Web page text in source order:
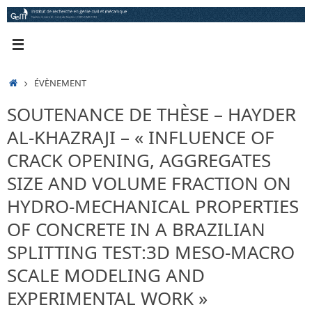
Passer
au
ACCUEIL
ÉVÈNEMENT
SOUTENANCE DE THÈSE – HAYDER
AL-KHAZRAJI – « INFLUENCE OF
CRACK OPENING, AGGREGATES
SIZE AND VOLUME FRACTION ON
HYDRO-MECHANICAL PROPERTIES
OF CONCRETE IN A BRAZILIAN
SPLITTING TEST:3D MESO-MACRO
SCALE MODELING AND
EXPERIMENTAL WORK »